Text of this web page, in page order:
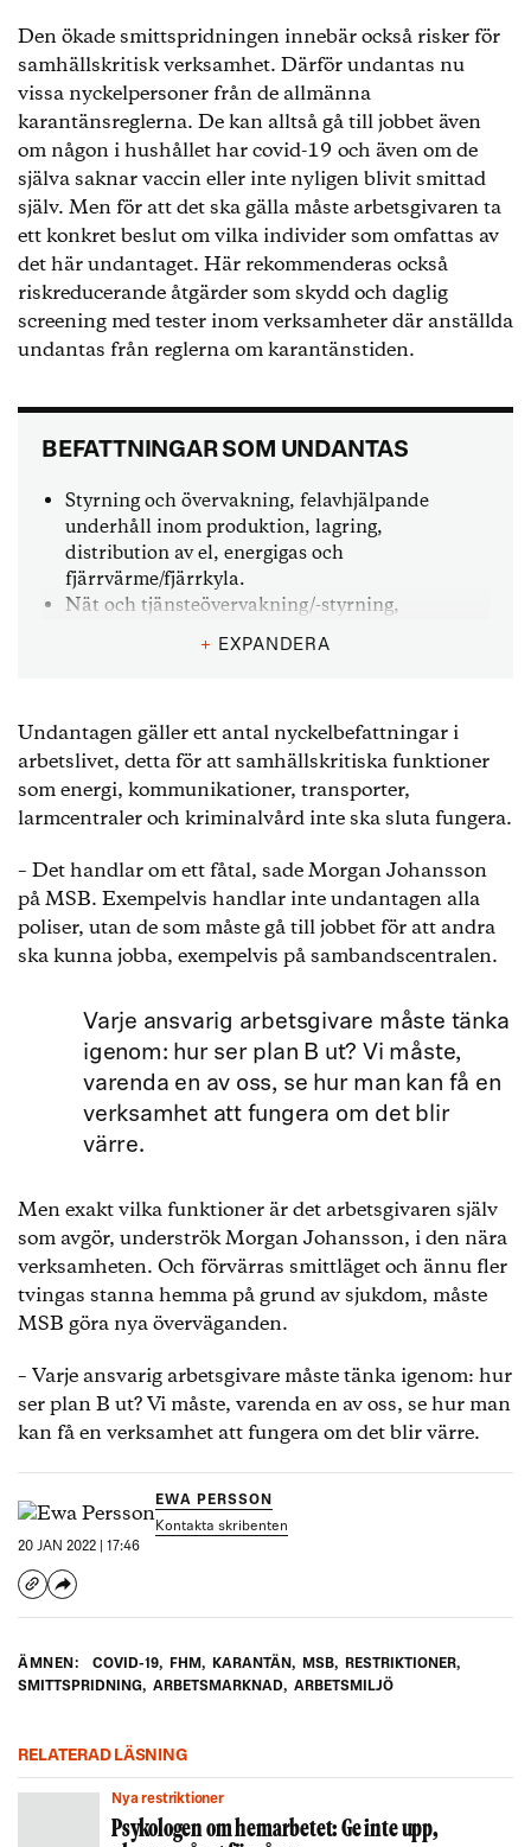
Den ökade smittspridningen innebär också risker för
samhällskritisk verksamhet. Därför undantas nu
vissa nyckelpersoner från de allmänna
karantänsreglerna. De kan alltså gå till jobbet även
om någon i hushållet har covid-19 och även om de
själva saknar vaccin eller inte nyligen blivit smittad
själv. Men för att det ska gälla måste arbetsgivaren ta
ett konkret beslut om vilka individer som omfattas av
det här undantaget. Här rekommenderas också
riskreducerande åtgärder som skydd och daglig
screening med tester inom verksamheter där anställda
undantas från reglerna om karantänstiden.
BEFATTNINGAR SOM UNDANTAS
Styrning och övervakning, felavhjälpande
underhåll inom produktion, lagring,
distribution av el, energigas och
fjärrvärme/fjärrkyla.
Nät och tjänsteövervakning/-styrning,
incidenthantering, och felavhjälpning för
transmissionsnät och accessnät inom
Styrning/övervakning, provtagning, för att
upprätthålla produktion, lagring och
distribution av dricksvatten och rening av
avloppsvatten.
sjötrafikinformationstjänst etc. för lufttrafik,
sjöfart, järnväg och väg.
Informations- och alarmeringscentraler som
betjänar räddningstjänst, polis, omsorg och-/
eller hälso- och sjukvård.
Källa: MSB
+ EXPANDERA
Undantagen gäller ett antal nyckelbefattningar i
arbetslivet, detta för att samhällskritiska funktioner
som energi, kommunikationer, transporter,
larmcentraler och kriminalvård inte ska sluta fungera.
– Det handlar om ett fåtal, sade Morgan Johansson
på MSB. Exempelvis handlar inte undantagen alla
poliser, utan de som måste gå till jobbet för att andra
ska kunna jobba, exempelvis på sambandscentralen.
Varje ansvarig arbetsgivare måste tänka
igenom: hur ser plan B ut? Vi måste,
varenda en av oss, se hur man kan få en
verksamhet att fungera om det blir
värre.
Men exakt vilka funktioner är det arbetsgivaren själv
som avgör, underströk Morgan Johansson, i den nära
verksamheten. Och förvärras smittläget och ännu fler
tvingas stanna hemma på grund av sjukdom, måste
MSB göra nya överväganden.
– Varje ansvarig arbetsgivare måste tänka igenom: hur
ser plan B ut? Vi måste, varenda en av oss, se hur man
kan få en verksamhet att fungera om det blir värre.
EWA PERSSON
Kontakta skribenten
20 JAN 2022 | 17:46
ÄMNEN: COVID-19, FHM, KARANTÄN, MSB, RESTRIKTIONER,
SMITTSPRIDNING, ARBETSMARKNAD, ARBETSMILJÖ
RELATERAD LÄSNING
Nya restriktioner
Psykologen om hemarbetet: Ge inte upp,